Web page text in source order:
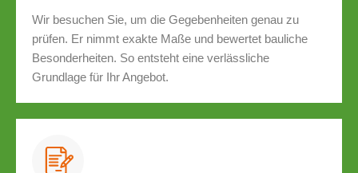
Wir besuchen Sie, um die Gegebenheiten genau zu
prüfen. Er nimmt exakte Maße und bewertet bauliche
Besonderheiten. So entsteht eine verlässliche
Grundlage für Ihr Angebot.